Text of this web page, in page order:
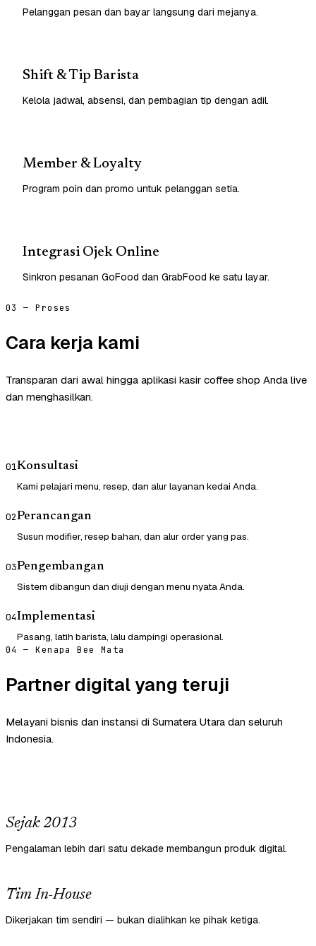
Pelanggan pesan dan bayar langsung dari mejanya.
Shift & Tip Barista
Kelola jadwal, absensi, dan pembagian tip dengan adil.
Member & Loyalty
Program poin dan promo untuk pelanggan setia.
Integrasi Ojek Online
Sinkron pesanan GoFood dan GrabFood ke satu layar.
03 — Proses
Cara kerja kami
Transparan dari awal hingga aplikasi kasir coffee shop Anda live
dan menghasilkan.
01Konsultasi
Kami pelajari menu, resep, dan alur layanan kedai Anda.
02Perancangan
Susun modifier, resep bahan, dan alur order yang pas.
03Pengembangan
Sistem dibangun dan diuji dengan menu nyata Anda.
04Implementasi
Pasang, latih barista, lalu dampingi operasional.
04 — Kenapa Bee Mata
Partner digital yang teruji
Melayani bisnis dan instansi di Sumatera Utara dan seluruh
Indonesia.
Sejak 2013
Pengalaman lebih dari satu dekade membangun produk digital.
Tim In-House
Dikerjakan tim sendiri — bukan dialihkan ke pihak ketiga.